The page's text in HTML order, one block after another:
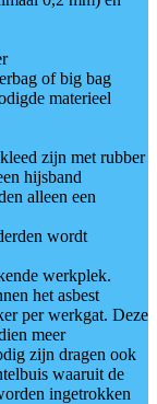
of big bag
materieel
zijn met rubber
hijsband
alleen een
wordt
werkplek.
het asbest
per werkgat. Deze
meer
zijn dragen ook
waaruit de
ingetrokken